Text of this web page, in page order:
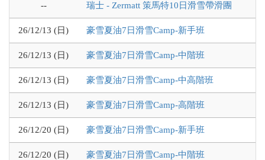
-- 瑞士 - Zermatt 策馬特10日滑雪帶滑團
26/12/13 (日) 豪雪夏油7日滑雪Camp-新手班
26/12/13 (日) 豪雪夏油7日滑雪Camp-中階班
26/12/13 (日) 豪雪夏油7日滑雪Camp-中高階班
26/12/13 (日) 豪雪夏油7日滑雪Camp-高階班
26/12/20 (日) 豪雪夏油7日滑雪Camp-新手班
26/12/20 (日) 豪雪夏油7日滑雪Camp-中階班